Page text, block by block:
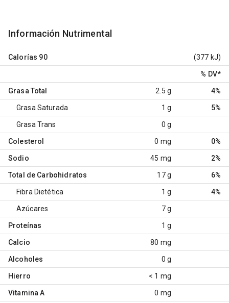
Información Nutrimental
Calorías 90 (377 kJ)
% DV*
Grasa Total 2.5 g 4%
Grasa Saturada 1 g 5%
Grasa Trans 0 g
Colesterol 0 mg 0%
Sodio 45 mg 2%
Total de Carbohidratos 17 g 6%
Fibra Dietética 1 g 4%
Azúcares 7 g
Proteínas 1 g
Calcio 80 mg
Alcoholes 0 g
Hierro < 1 mg
Vitamina A 0 mg